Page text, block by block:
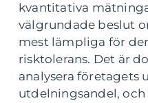
kvantitativa
välgrundade beslut
mest lämpliga för
risktolerans. Det är
analysera företagets
utdelningsandel, och